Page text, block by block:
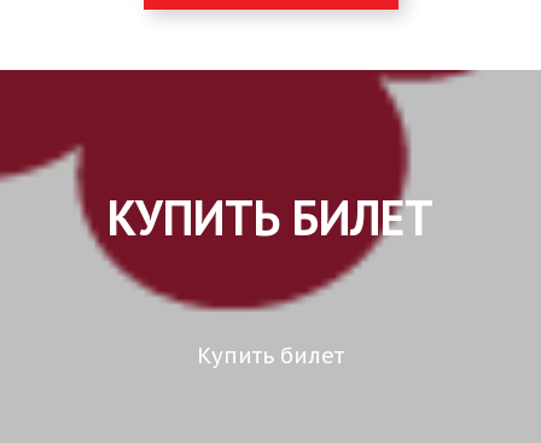
КУПИТЬ БИЛЕТ
Купить билет